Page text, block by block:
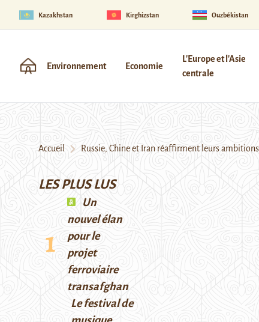
Kazakhstan Kirghizstan Ouzbékistan
Environnement Economie
L'Europe et l'Asie
centrale
Accueil Russie, Chine et Iran réaffirment leurs
LES PLUS LUS
Un
nouvel élan
pour le
projet
ferroviaire
transafghan
Le festival de